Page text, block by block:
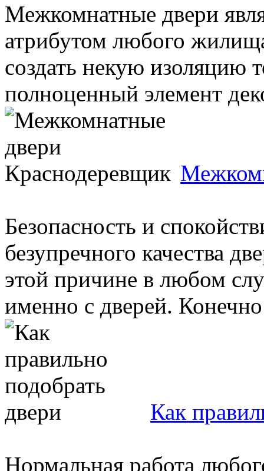
Межкомнатные двери
атрибутом любого
создать некую изоляцию
полноценный элемент
Безопасность и
безупречного качества
этой причине в любом
именно с дверей.
Как
Нормальная работа